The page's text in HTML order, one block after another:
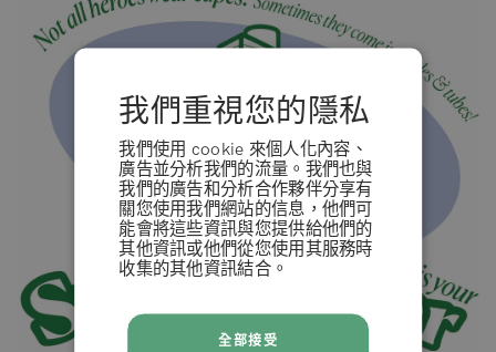
條款 & 條例
拒絕
我們重視您的隱私
我們使用 cookie 來個人化內容、
廣告並分析我們的流量。我們也與
我們的廣告和分析合作夥伴分享有
關您使用我們網站的信息，他們可
能會將這些資訊與您提供給他們的
其他資訊或他們從您使用其服務時
收集的其他資訊結合。
全部接受